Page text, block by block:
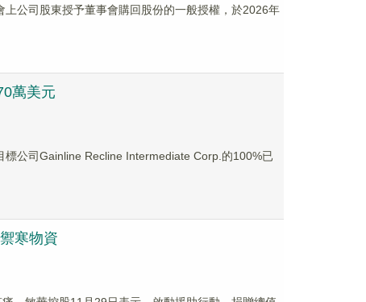
公司股東授予董事會購回股份的一般授權，於2026年
萬美元
標公司Gainline Recline Intermediate Corp.的100%已
寒物資